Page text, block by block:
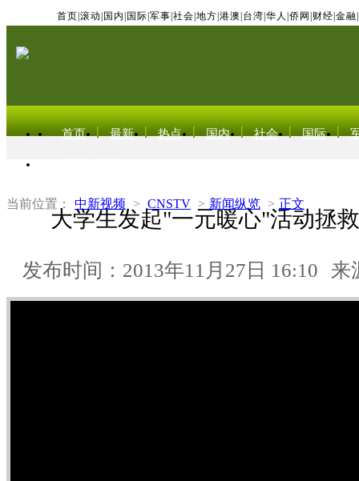
首页 滚动 国内 国际 军事 社会 地方 港澳 台湾 华人 侨网 财经 金融
首页 最新 热点 国内 社会 国际
当前位置： 中新视频 > CNSTV > 新闻纵览 > 正文
大学生发起"一元暖心"活动拯
发布时间：2013年11月27日 16:10 来